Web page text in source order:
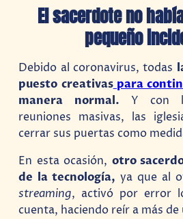
El sacerdote no
pequeño
Debido al coronavirus, todas
puesto creativaspara
manera normal. Y con
reuniones masivas, las
cerrar sus puertas como
En esta ocasión, otro
de la tecnología, ya que al
streaming, activó por error
cuenta, haciendo reír a más